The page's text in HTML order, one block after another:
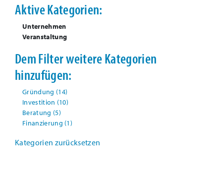
Aktive Kategorien:
Unternehmen
Veranstaltung
Dem Filter weitere Kategorien
hinzufügen:
Gründung (14)
Investition (10)
Beratung (5)
Finanzierung (1)
Kategorien zurücksetzen